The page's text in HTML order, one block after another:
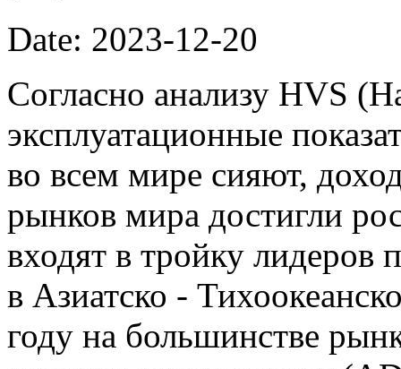
Date: 2023-12-20
Согласно анализу HVS
эксплуатационные
во всем мире сияют,
рынков мира достигли
входят в тройку лидеров
в Азиатско -
году на большинстве